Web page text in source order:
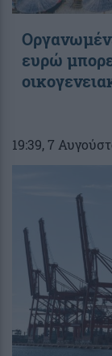
ευρώ
19:39, 7